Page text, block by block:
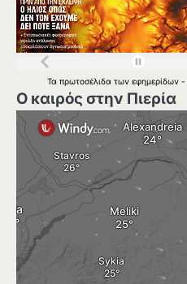
Τα πρωτοσέλιδα των εφημερίδων -
Ο καιρός στην Πιερία